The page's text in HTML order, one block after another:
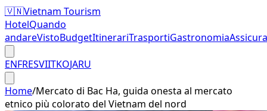
🇻🇳Vietnam Tourism
HotelQuando
andareVistoBudgetItinerariTrasportiGastronomia
ENFRESVIITKOJARU
Home/Mercato di Bac Ha, guida onesta al mercato
etnico più colorato del Vietnam del nord